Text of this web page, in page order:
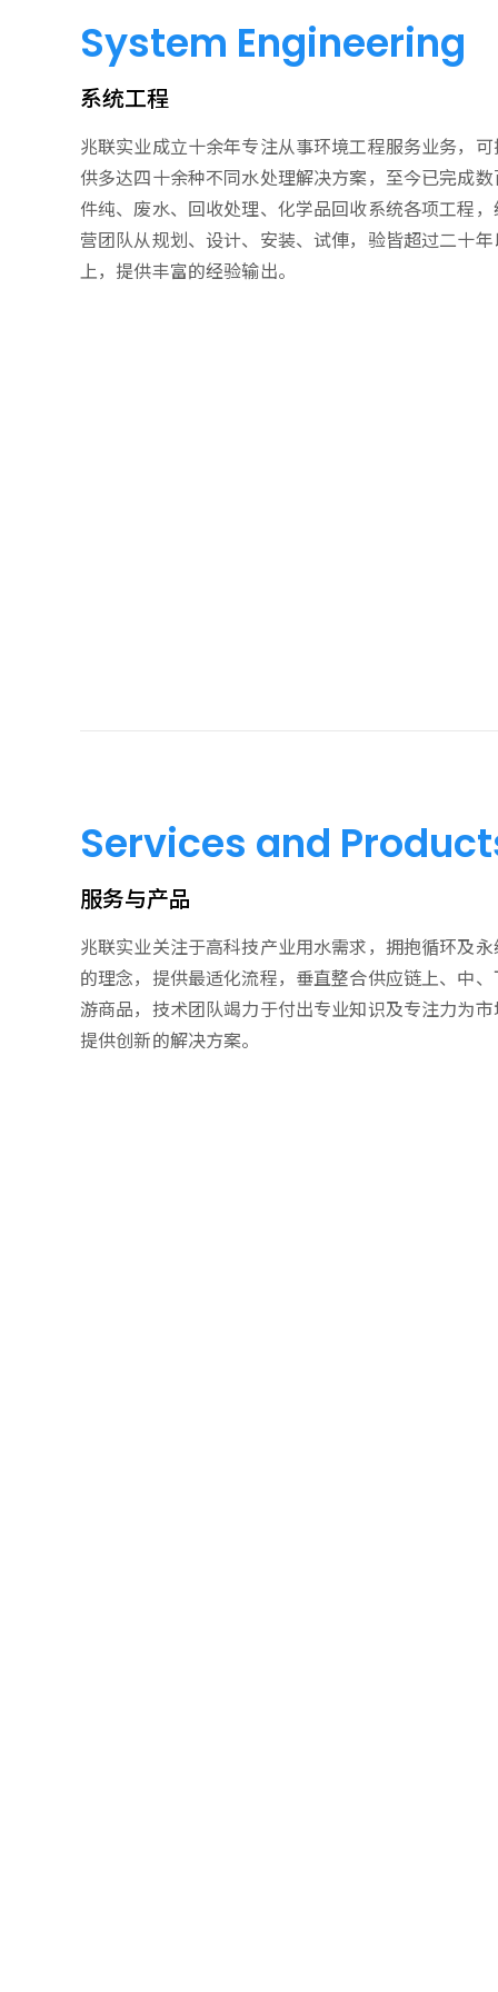
System Engineering
系统工程
兆联实业成立十余年专注从事环境工程服务业务，可
供多达四十余种不同水处理解决方案，至今已完成数
件纯、废水、回收处理、化学品回收系统各项工程，
营团队从规划、设计、安装、试俥，验皆超过二十年
上，提供丰富的经验输出。
Services and
服务与产品
兆联实业关注于高科技产业用水需求，拥抱循环及永
的理念，提供最适化流程，垂直整合供应链上、中、
游商品，技术团队竭力于付出专业知识及专注力为市
提供创新的解决方案。